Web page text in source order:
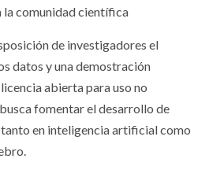
comunidad científica
de investigadores el
datos y una demostración
abierta para uso no
fomentar el desarrollo de
en inteligencia artificial como